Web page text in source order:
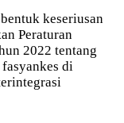
keseriusan
Peraturan
2022 tentang
di